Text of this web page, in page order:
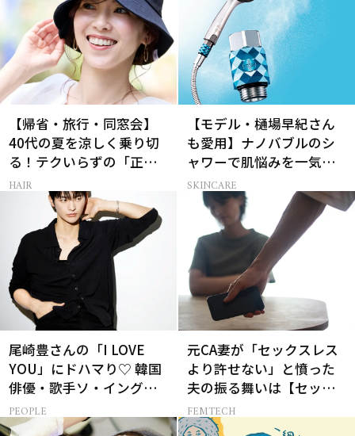
【帰省・旅行・同窓会】
40代の夏を涼しく乗り切
る！テクいらずの「正解
ヘアアレンジ」3選
HAIR
【モデル・樋場早紀さん
も愛用】ナノバブルのシ
ャワーで肌悩みを一気に
解決
SKINCARE
尾崎豊さんの「I LOVE
YOU」にドハマり♡ 韓国
俳優・歌手ソ・イングク
さんの音楽がすべての人
生って？
PEOPLE
元CA妻が「セックスレス
より許せない」と憤った
夫の振る舞いは【セック
スレス AND THE CITY -女
たちの告白-】
FEMTECH